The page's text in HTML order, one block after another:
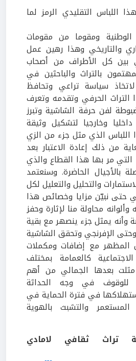
اللباس التقليدي الرمز لما
الوطنية ومقوما من مقومات
والتاريخي وهذا رهين عمل
كل الأطراف من أصحاب
بالتراث والباحثين في
لاتخاذ سياسة تراعي وتحافظ
التراث الحرفي وتقدمه وتعرف
لفن حرفة الشاشية وتبرز
وخارجيا لتشكيل وثيقة
اللباس الذي مثل جزء من الزي
من ذلك إعادة الاعتبار بعد
التي مر بها هذا القطاع والذي
بالأجيال الحاضرة. وسنعتمد
والتحليل والتعليل لكل
حتى نبيّن مزايا وخصائص هذا
وألوانه محاولة منا لإثارة وحفز
وأنه يمثل جزء ينصهر مع بقية
وحتى الإفرنجي وتحقق الشاشية
المظهر مع إضافات ومكملات
كالعمامة بمختلف
مثلت بعدها الجمالي من أهم
للوقوف في وجه الحداثة
في فترة الحماية في
والتشبث بالهوية
تراث ثقافي لامادي